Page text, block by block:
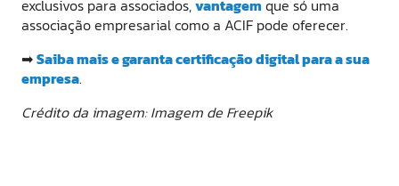
exclusivos para associados,vantagemque só uma
associação empresarial como a ACIF pode oferecer.
➡Saiba mais e garanta certificação digital para a sua
empresa.
Crédito da imagem: Imagem de Freepik